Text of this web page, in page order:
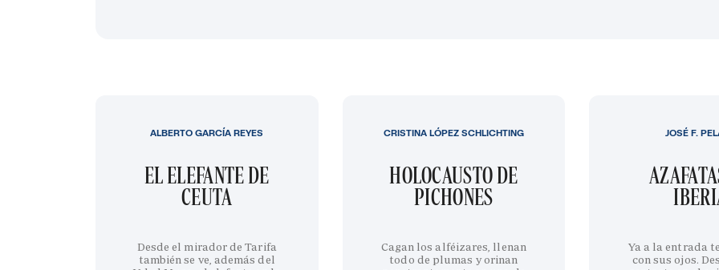
EL ELEFANTE DE
CEUTA
Desde el mirador de Tarifa
también se ve, además del
ALBERTO GARCÍA REYES
HOLOCAUSTO DE
PICHONES
Cagan los alféizares, llenan
todo de plumas y orinan
CRISTINA LÓPEZ SCHLICHTING
Ya a la entrada
con sus ojos.
JOSÉ F.